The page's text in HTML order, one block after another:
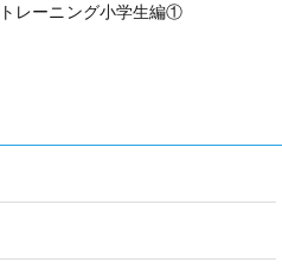
トレーニング小学生編①